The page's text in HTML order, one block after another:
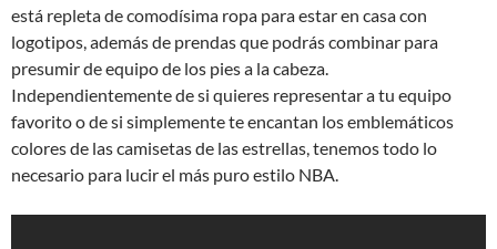
está repleta de comodísima ropa para estar en casa con
logotipos, además de prendas que podrás combinar para
presumir de equipo de los pies a la cabeza.
Independientemente de si quieres representar a tu equipo
favorito o de si simplemente te encantan los emblemáticos
colores de las camisetas de las estrellas, tenemos todo lo
necesario para lucir el más puro estilo NBA.